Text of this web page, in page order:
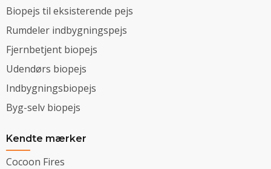
Biopejs til eksisterende pejs
Rumdeler indbygningspejs
Fjernbetjent biopejs
Udendørs biopejs
Indbygningsbiopejs
Byg-selv biopejs
Kendte mærker
Cocoon Fires